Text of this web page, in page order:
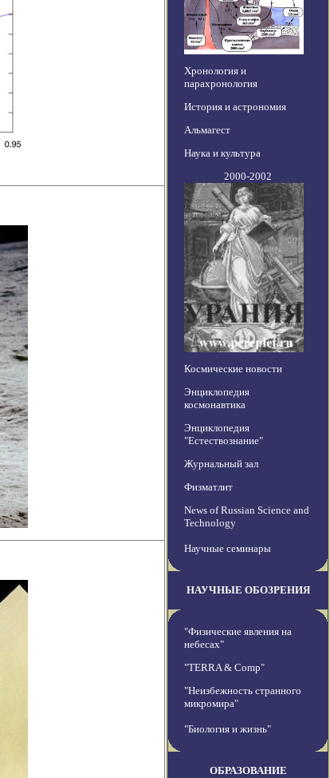
Хронология и
парахронология
История и астрономия
Альмагест
Наука и культура
2000-2002
Космические новости
Энциклопедия
космонавтика
Энциклопедия
"Естествознание"
Журнальный зал
Физматлит
News of Russian Science and
Technology
Научные семинары
НАУЧНЫЕ ОБОЗРЕНИЯ
"Физические явления на
небесах"
"TERRA & Comp"
"Неизбежность странного
микромира"
"Биология и жизнь"
ОБРАЗОВАНИЕ